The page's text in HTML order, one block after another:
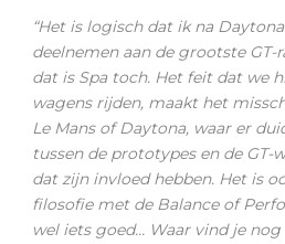
“Het is logisch dat ik na
deelnemen aan de grootste GT-
dat is Spa toch. Het feit dat we
wagens rijden, maakt het
Le Mans of Daytona, waar er
tussen de prototypes en de GT-
dat zijn invloed hebben. Het is
filosofie met de Balance of
wel iets goed… Waar vind je